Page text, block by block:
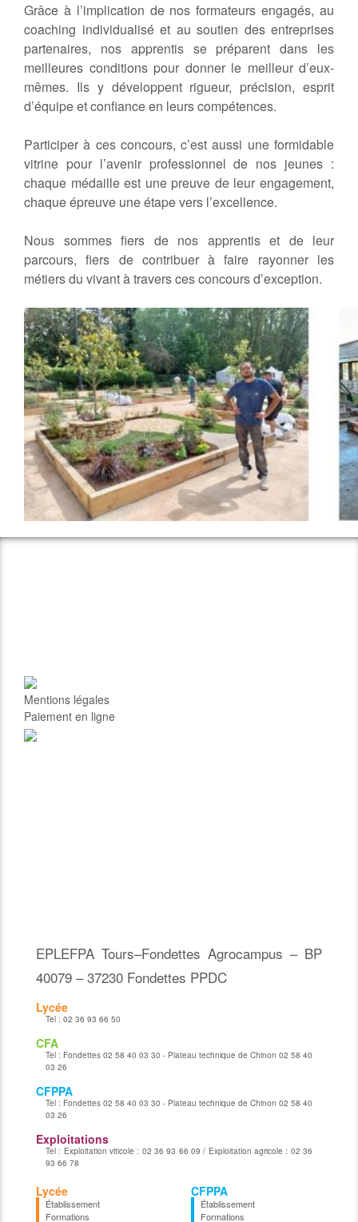
Grâce à l’implication de nos formateurs engagés, au
coaching individualisé et au soutien des entreprises
partenaires, nos apprentis se préparent dans les
meilleures conditions pour donner le meilleur d’eux-
mêmes. Ils y développent rigueur, précision, esprit
d’équipe et confiance en leurs compétences.
Participer à ces concours, c’est aussi une formidable
vitrine pour l’avenir professionnel de nos jeunes :
chaque médaille est une preuve de leur engagement,
chaque épreuve une étape vers l’excellence.
Nous sommes fiers de nos apprentis et de leur
parcours, fiers de contribuer à faire rayonner les
métiers du vivant à travers ces concours d’exception.
Mentions légales
Paiement en ligne
EPLEFPA Tours–Fondettes Agrocampus – BP
40079 – 37230 Fondettes PPDC
Lycée
Tel : 02 36 93 66 50
CFA
Tel : Fondettes 02 58 40 03 30 - Plateau technique de Chinon 02 58 40
03 26
CFPPA
Tel : Fondettes 02 58 40 03 30 - Plateau technique de Chinon 02 58 40
03 26
Exploitations
Tel : Exploitation viticole : 02 36 93 66 09 / Exploitation agricole : 02 36
93 66 78
Lycée
Établissement
Formations
CFPPA
Établissement
Formations